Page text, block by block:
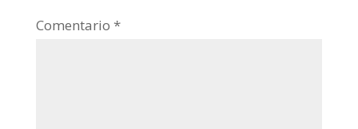
Comentario *